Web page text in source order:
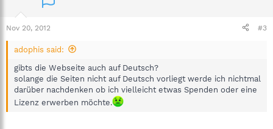
Nov 20, 2012 #3
adophis said:
gibts die Webseite auch auf Deutsch?
solange die Seiten nicht auf Deutsch vorliegt werde ich nichtmal
darüber nachdenken ob ich vielleicht etwas Spenden oder eine
Lizenz erwerben möchte.